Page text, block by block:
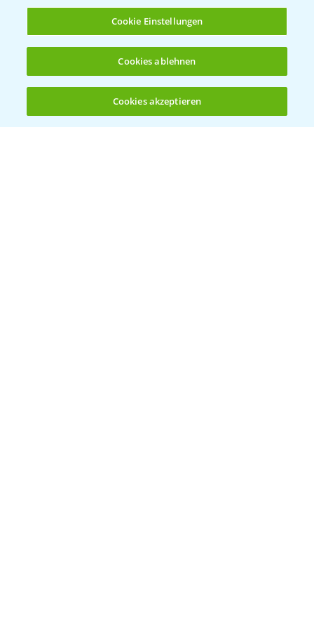
6:05
Standortreport Raden - Fungizid
Dreifachbehandlung im Weizen
(noch 4)
Cookie Einstellungen
Cookies ablehnen
Cookies akzeptieren